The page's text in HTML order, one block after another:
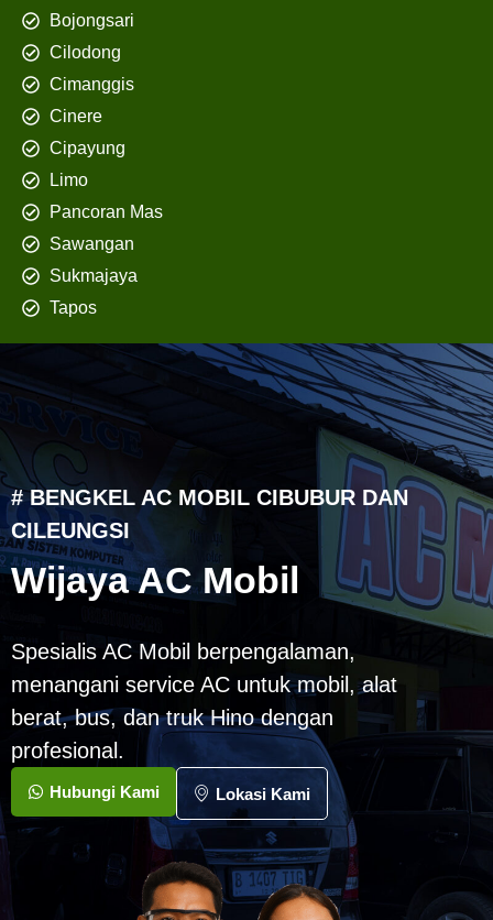
Bojongsari
Cilodong
Cimanggis
Cinere
Cipayung
Limo
Pancoran Mas
Sawangan
Sukmajaya
Tapos
# BENGKEL AC MOBIL CIBUBUR DAN
CILEUNGSI
Wijaya AC Mobil
Spesialis AC Mobil berpengalaman,
menangani service AC untuk mobil, alat
berat, bus, dan truk Hino dengan
profesional.
Hubungi Kami Lokasi Kami